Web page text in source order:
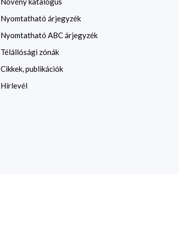
Nyomtatható árjegyzék
Nyomtatható ABC árjegyzék
Télállósági zónák
Cikkek, publikációk
Hírlevél